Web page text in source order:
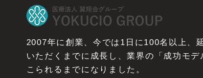
2007年に創業、今では1日に100名以上、
いただくまでに成長し、業界の「成功モ
こられるまでになりました。